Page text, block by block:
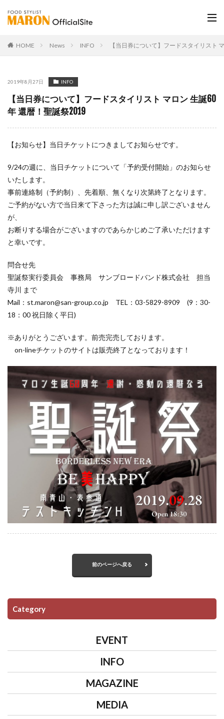
HOME News INFO 【当日券について】フードスタイリスト
2019年8月27日 INFO
【当日券について】フードスタイリスト マロン 生誕60
年 還暦！聖誕祭2019
【お知らせ】当日チケットにつきましてお知らせです。
9/24の週に、当日チケットについて「予約受付開始」のお知らせ
いたします。
事前連絡制（予約制）、先着順、無くなり次第終了となります。
ご予約がない方で当日来て下さった方は誠に申し訳ございません
が、
お断りする場合がございますのであらかじめご了承いただけます
と幸いです。
問合せ先
聖誕祭実行委員会 事務局 サンブロードバンド株式会社 担当
寺川 まで
Mail：st.maron@san-group.co.jp TEL：03-5829-8909 (9：30-
18：00 祝日除く平日)
※ありがとうございます。前売完売しております。
on-lineチケットのサイトは販売終了となっております！
前のページへ戻る
Category
EVENT
INFO
MAGAZINE
MEDIA